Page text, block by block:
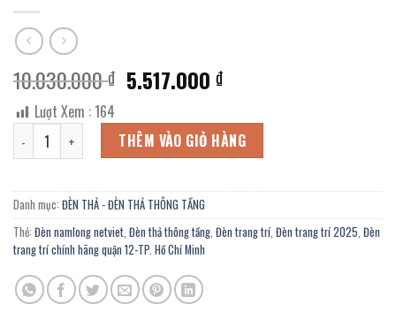
10.030.000₫ Giá
gốc
là:
10.030.000 ₫.
5.517.000₫Giá
tại
là:
5.517.000 ₫.
Lượt Xem :164
Đèn thả thông tầng NC6068B-MỚI 2025 số lượng
THÊM VÀO GIỎ HÀNG
Danh mục: ĐÈN THẢ - ĐÈN THẢ THÔNG TẦNG
Thẻ: Đèn namlong netviet, Đèn thả thông tầng, Đèn trang trí, Đèn trang trí 2025, Đèn
trang trí chính hãng quận 12-TP. Hồ Chí Minh